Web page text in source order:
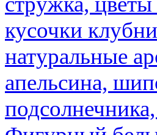
кусочки
натуральные
апельсина,